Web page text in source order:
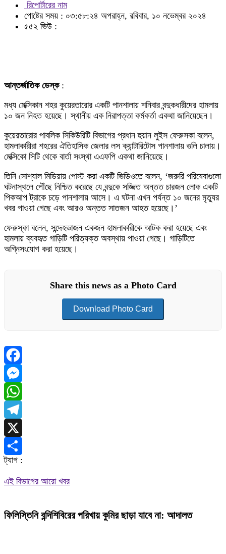
রিপোর্টারের নাম
পোষ্টের সময় : ০৩:৫৮:২৪ অপরাহ্ন, রবিবার, ১০ নভেম্বর ২০২৪
৫৫২ ভিউ :
আন্তর্জাতিক ডেস্ক:
মধ্য মেক্সিকান শহর কুয়েরতারোর একটি পানশালায় শনিবার বন্দুকধারীদের হামলায়
১০ জন নিহত হয়েছে। স্থানীয় এক নিরাপত্তা কর্মকর্তা একথা জানিয়েছেন।
কুয়েরতারোর পাবলিক সিকিউরিটি বিভাগের প্রধান হুয়ান লুইস ফেরুসকা বলেন,
হামলাকারীরা শহরের ঐতিহাসিক জেলার লস ক্যান্টারিটোস পানশালায় গুলি চালায়।
মেক্সিকো সিটি থেকে বার্তা সংস্থা এএফপি একথা জানিয়েছে।
তিনি সোশ্যাল মিডিয়ায় পোস্ট করা একটি ভিডিওতে বলেন, ‘জরুরি পরিষেবাগুলো
ঘটনাস্থলে পৌঁছে নিশ্চিত করেছে যে বন্দুকে সজ্জিত অন্তত চারজন লোক একটি
পিকআপ ট্রাকে চড়ে পানশালায় আসে। এ ঘটনা এখন পর্যন্ত ১০ জনের মৃত্যুর
খবর পাওয়া গেছে এবং আরও অন্তত সাতজন আহত হয়েছে।’
ফেরুস্কা বলেন, সন্দেহভাজন একজন হামলাকারীকে আটক করা হয়েছে এবং
হামলায় ব্যবহৃত গাড়িটি পরিত্যক্ত অবস্থায় পাওয়া গেছে। গাড়িটিতে
অগ্নিসংযোগ করা হয়েছে।
Share this news as a Photo Card
Download Photo Card
Facebook
Messenger
WhatsApp
Telegram
X
Share
ট্যাগ :
এই বিভাগের আরো খবর
ফিলিস্তিনি বন্দিশিবিরের পরিখায় কুমির ছাড়া যাবে না: আদালত